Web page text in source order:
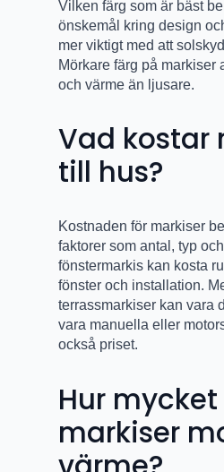
Vilken färg som är bäst
önskemål kring design
mer viktigt med att
Mörkare färg på markiser
och värme än ljusare.
Vad kostar
till hus?
Kostnaden för markiser
faktorer som antal, typ
fönstermarkis kan kosta
fönster och installation.
terrassmarkiser kan vara
vara manuella eller
också priset.
Hur
markiser